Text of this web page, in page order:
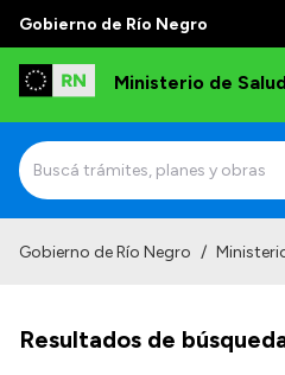
Gobierno de Río Negro
Ministerio de
Normativa y Funciones
Gobierno de Río Negro /
Resultados de